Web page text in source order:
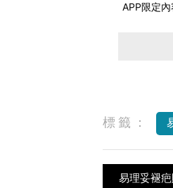
APP限定內
標籤：
易理妥褪